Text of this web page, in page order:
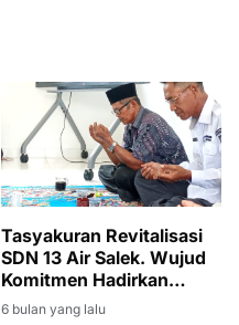
Tasyakuran Revitalisasi
SDN 13 Air Salek. Wujud
Komitmen Hadirkan
Sekolah Aman dan Layak
6 bulan yang lalu